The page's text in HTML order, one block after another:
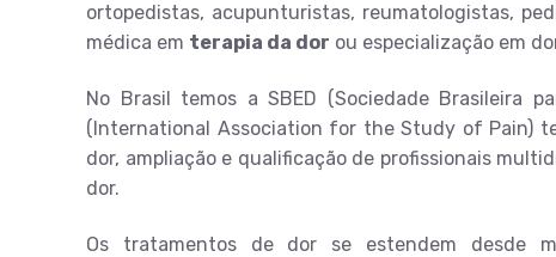
ortopedistas, acupunturistas, reumatologistas,
médica em terapia da dor ou especialização em
No Brasil temos a SBED (Sociedade Brasileira
(International Association for the Study of Pain)
dor, ampliação e qualificação de profissionais
dor.
Os tratamentos de dor se estendem desde